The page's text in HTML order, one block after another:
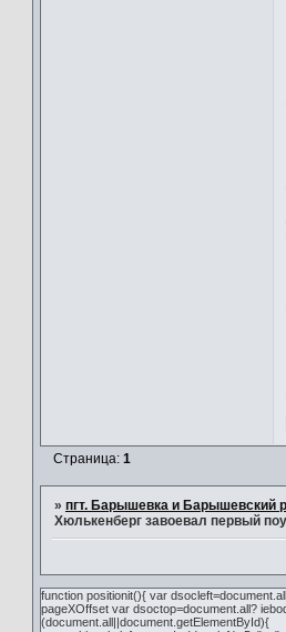
Страница: 1
» пгт. Барышевка и Барышевский
Хюлькенберг завоевал первый
function positionit(){ var
pageXOffset var dsoctop=document.all?
(document.all||document.getElementById){